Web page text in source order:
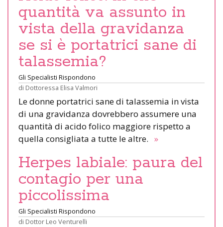
quantità va assunto in
vista della gravidanza
se si è portatrici sane di
talassemia?
Gli Specialisti Rispondono
di Dottoressa Elisa Valmori
Le donne portatrici sane di talassemia in vista
di una gravidanza dovrebbero assumere una
quantità di acido folico maggiore rispetto a
quella consigliata a tutte le altre. »
Herpes labiale: paura del
contagio per una
piccolissima
Gli Specialisti Rispondono
di Dottor Leo Venturelli